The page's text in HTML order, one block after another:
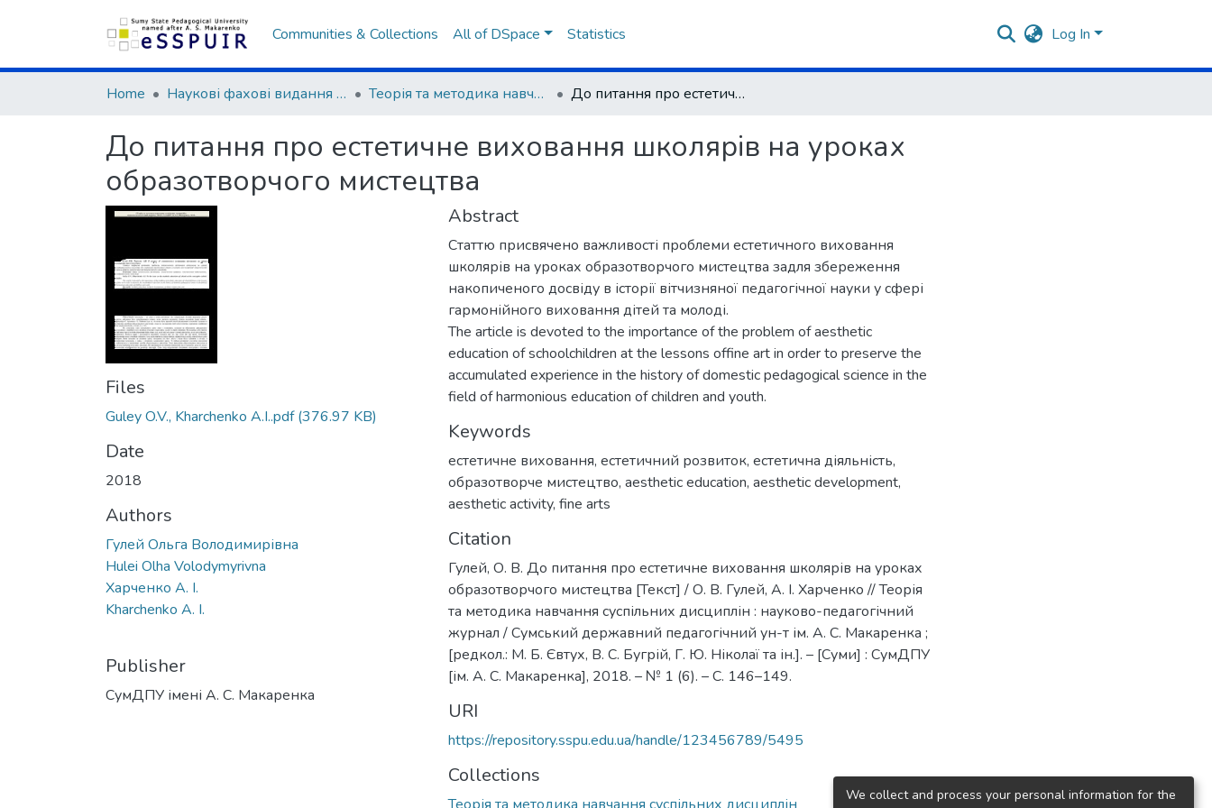
Communities & Collections All of DSpace Statistics Log In
Home Наукові фахові видання СумДПУ Теорія та методика навчання суспільних дисциплін До питання про естетичне виховання школярів на уроках образотворчого мистецтва
До питання про естетичне виховання школярів на уроках
образотворчого мистецтва
Files
Guley O.V., Kharchenko A.I..pdf(376.97 KB)
Date
2018
Authors
Гулей Ольга Володимирівна
Hulei Olha Volodymyrivna
Харченко А. І.
Kharchenko A. I.
Publisher
СумДПУ імені А. С. Макаренка
Abstract
Статтю присвячено важливості проблеми естетичного виховання
школярів на уроках образотворчого мистецтва задля збереження
накопиченого досвіду в історії вітчизняної педагогічної науки у сфері
гармонійного виховання дітей та молоді.
The article is devoted to the importance of the problem of aesthetic
education of schoolchildren at the lessons offine art in order to preserve the
accumulated experience in the history of domestic pedagogical science in the
field of harmonious education of children and youth.
Keywords
естетичне виховання, естетичний розвиток, естетична діяльність,
образотворче мистецтво, aesthetic education, aesthetic development,
aesthetic activity, fine arts
Citation
Гулей, О. В. До питання про естетичне виховання школярів на уроках
образотворчого мистецтва [Текст] / О. В. Гулей, А. І. Харченко // Теорія
та методика навчання суспільних дисциплін : науково-педагогічний
журнал / Сумський державний педагогічний ун-т ім. А. С. Макаренка ;
[редкол.: М. Б. Євтух, В. С. Бугрій, Г. Ю. Ніколаї та ін.]. – [Суми] : СумДПУ
[ім. А. С. Макаренка], 2018. – № 1 (6). – С. 146–149.
URI
https://repository.sspu.edu.ua/handle/123456789/5495
Collections
We collect and process your personal information for the